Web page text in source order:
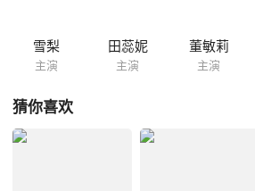
雪梨
主演
田蕊妮
主演
董敏莉
主演
猜你喜欢